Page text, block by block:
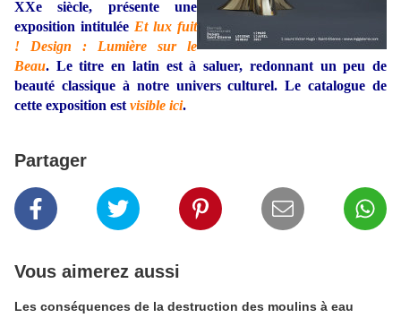
XXe siècle, présente une
exposition intitulée Et lux fuit
! Design : Lumière sur le
Beau. Le titre en latin est à saluer, redonnant un peu de
beauté classique à notre univers culturel. Le catalogue de
cette exposition est visible ici.
Partager
Vous aimerez aussi
Les conséquences de la destruction des moulins à eau